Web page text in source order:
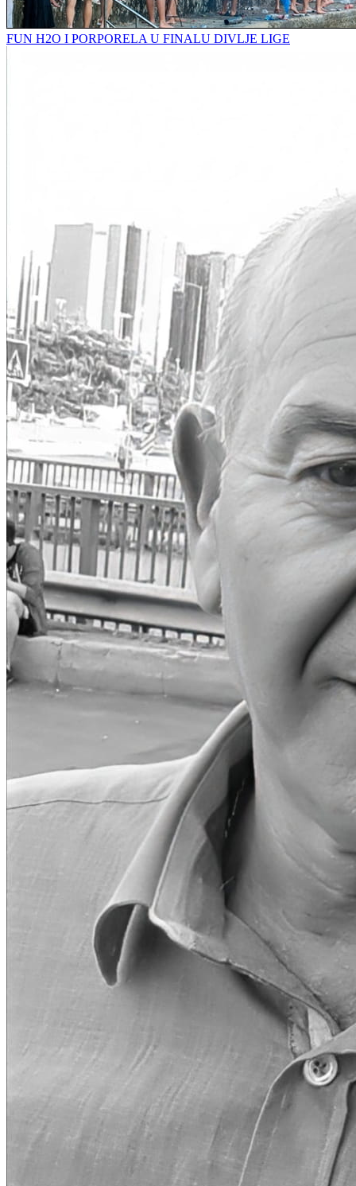
FUN H2O I PORPORELA U FINALU DIVLJE LIGE